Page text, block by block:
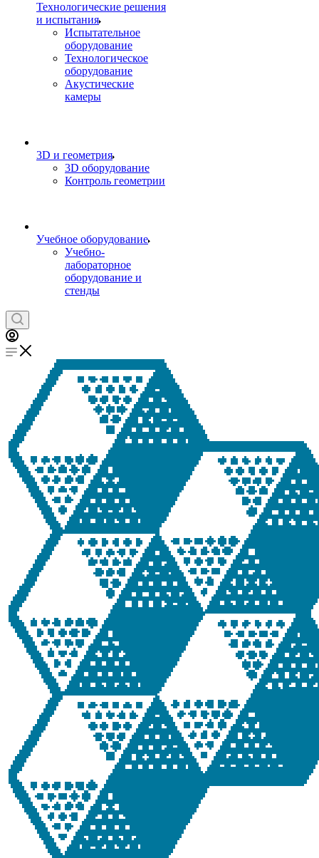
Технологические решения
и испытания
Испытательное
оборудование
Технологическое
оборудование
Акустические
камеры
3D и геометрия
3D оборудование
Контроль геометрии
Учебное оборудование
Учебно-
лабораторное
оборудование и
стенды